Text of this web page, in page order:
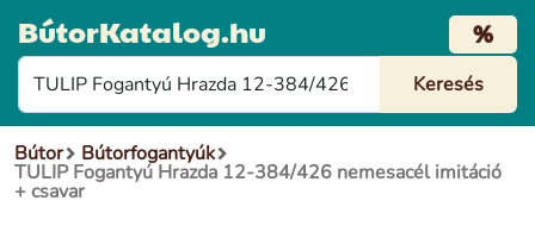
BútorKatalog.hu %
Bútor Bútorfogantyúk
TULIP Fogantyú Hrazda 12-384/426 nemesacél imitáció
+ csavar